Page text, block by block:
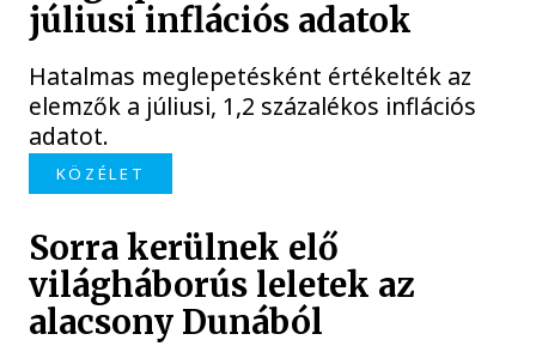
júliusi inflációs adatok
Hatalmas meglepetésként értékelték az
elemzők a júliusi, 1,2 százalékos inflációs
adatot.
KÖZÉLET
Sorra kerülnek elő
világháborús leletek az
alacsony Dunából